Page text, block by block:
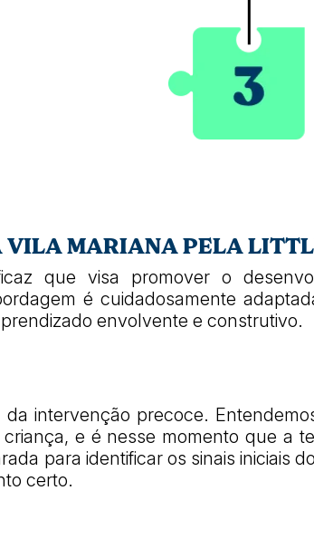
VILA MARIANA PELA
que visa promover o
é cuidadosamente
envolvente e construtivo.
intervenção precoce.
e é nesse momento que a
para identificar os sinais iniciais
certo.